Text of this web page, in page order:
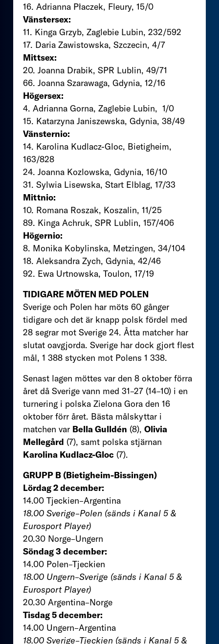
16. Adrianna Płaczek, Fleury, 15/0
Vänstersex:
11. Kinga Grzyb, Zaglebie Lubin, 232/592
17. Daria Zawistowska, Szczecin, 4/7
Mittsex:
20. Joanna Drabik, SPR Lublin, 49/71
66. Joanna Szarawaga, Gdynia, 12/16
Högersex:
4. Adrianna Gorna, Zaglebie Lubin, 1/0
15. Katarzyna Janiszewska, Gdynia, 38/49
Vänsternio:
14. Karolina Kudlacz-Gloc, Bietigheim,
163/828
24. Joanna Kozlowska, Gdynia, 16/10
31. Sylwia Lisewska, Start Elblag, 17/33
Mittnio:
10. Romana Roszak, Koszalin, 11/25
89. Kinga Achruk, SPR Lublin, 157/406
Högernio:
8. Monika Kobylinska, Metzingen, 34/104
18. Aleksandra Zych, Gdynia, 42/46
92. Ewa Urtnowska, Toulon, 17/19
TIDIGARE MÖTEN MED POLEN
Sverige och Polen har möts 60 gånger
tidigare och det är knapp polsk fördel med
28 segrar mot Sverige 24. Åtta matcher har
slutat oavgjorda. Sverige har dock gjort flest
mål, 1 388 stycken mot Polens 1 338.
Senast lagen möttes var den 8 oktober förra
året då Sverige vann med 31–27 (14–10) i en
turnering i polska Zielona Gora den 16
oktober förr året. Bästa målskyttar i
matchen var Bella Gulldén (8), Olivia
Mellegård (7), samt polska stjärnan
Karolina Kudlacz-Gloc (7).
GRUPP B (Bietigheim-Bissingen)
Lördag 2 december:
14.00 Tjeckien–Argentina
18.00 Sverige–Polen (sänds i Kanal 5 &
Eurosport Player)
20.30 Norge–Ungern
Söndag 3 december:
14.00 Polen–Tjeckien
18.00 Ungern–Sverige (sänds i Kanal 5 &
Eurosport Player)
20.30 Argentina–Norge
Tisdag 5 december:
14.00 Ungern–Argentina
18.00 Sverige–Tjeckien (sänds i Kanal 5 &